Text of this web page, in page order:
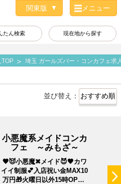
メニュー
たん検索 現在地から探す
埼玉 ガールズバー・コンカフェ求
並び替え：
小悪魔系メイドコンカ
フェ ～みもざ～
🖤😈小悪魔✖メイド😈🖤カワ
イイ制服💕入店祝い金MAX10
万円🎁火曜日以外15時OPEN